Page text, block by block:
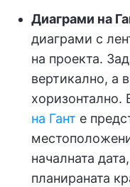
Диаграми на
диаграми с
на проекта.
вертикално, а
хоризонтално.
на Гант е
началната
планираната